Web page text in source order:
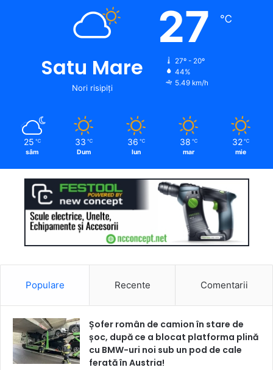
Satu Mare
Nori risipiți
27 ℃
27º - 20º
44%
5.49 km/h
25 ℃
sâm
33 ℃
Dum
36 ℃
lun
38 ℃
mar
32 ℃
mie
Populare Recente Comentarii
Șofer român de camion în stare de
șoc, după ce a blocat platforma plină
cu BMW-uri noi sub un pod de cale
ferată în Austria!